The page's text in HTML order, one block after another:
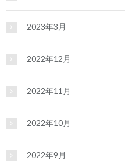
2023年3月
2022年12月
2022年11月
2022年10月
2022年9月